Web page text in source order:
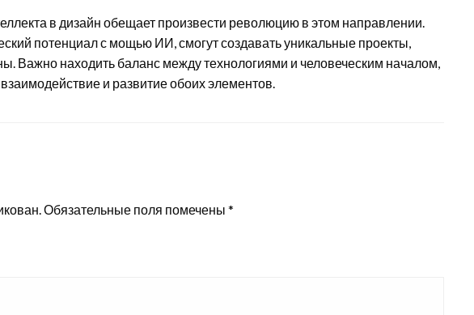
в дизайн обещает произвести революцию в этом направлении.
потенциал с мощью ИИ, смогут создавать уникальные проекты,
Важно находить баланс между технологиями и человеческим началом,
и развитие обоих элементов.
Обязательные поля помечены *